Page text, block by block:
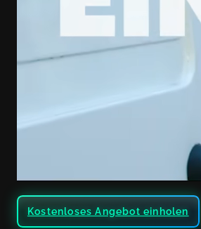
Kostenloses Angebot einholen